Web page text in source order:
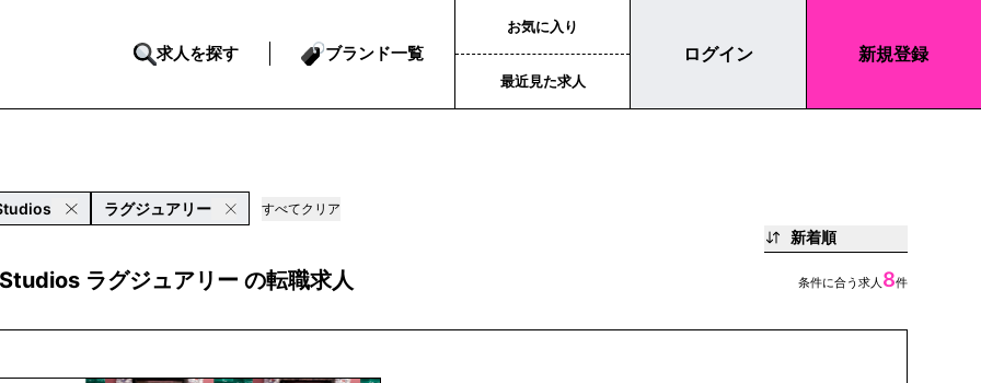
求人を探す ブランド一覧
お気に入り
最近見た求人
ログイン 新規登録
ラグジュアリー すべてクリア
新着順
ラグジュアリー の転職求人 条件に合う求人 8件